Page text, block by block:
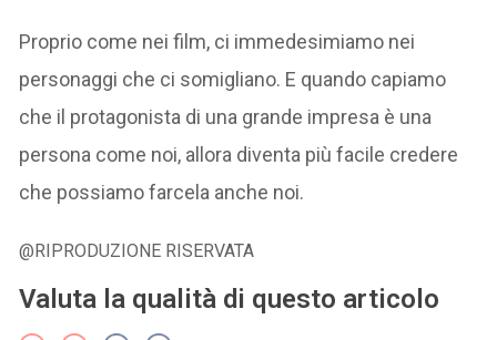
Proprio come nei film, ci immedesimiamo nei
personaggi che ci somigliano. E quando capiamo
che il protagonista di una grande impresa è una
persona come noi, allora diventa più facile credere
che possiamo farcela anche noi.
@RIPRODUZIONE RISERVATA
Valuta la qualità di questo articolo